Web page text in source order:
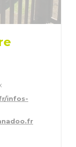
infos-